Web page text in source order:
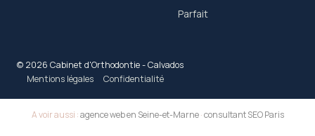
Parfait
© 2026 Cabinet d'Orthodontie - Calvados
Mentions légales
Confidentialité
A voir aussi :agence web en Seine-et-Marne·consultant SEO Paris